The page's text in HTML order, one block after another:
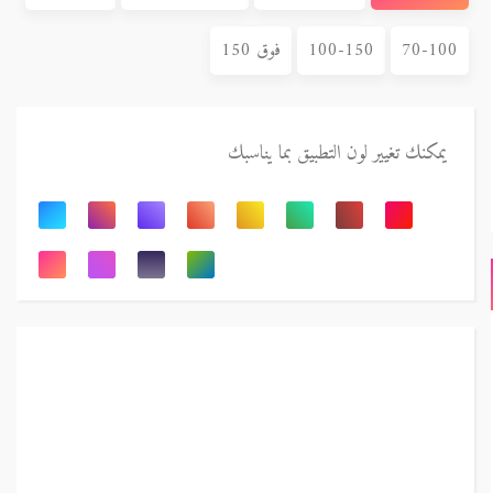
70-100
100-150 فوق 150
يمكنك تغيير لون التطبيق بما يناسبك